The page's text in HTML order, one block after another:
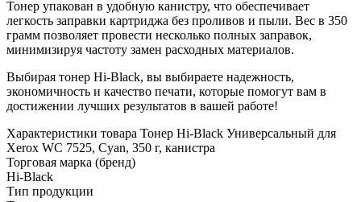
Тонер упакован в удобную канистру, что обеспечивает
легкость заправки картриджа без проливов и пыли. Вес в 350
грамм позволяет провести несколько полных заправок,
минимизируя частоту замен расходных материалов.
Выбирая тонер Hi-Black, вы выбираете надежность,
экономичность и качество печати, которые помогут вам в
достижении лучших результатов в вашей работе!
Характеристики товара Тонер Hi-Black Универсальный для
Xerox WC 7525, Cyan, 350 г, канистра
Торговая марка (бренд)
Hi-Black
Тип продукции